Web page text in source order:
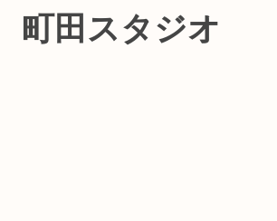
町田スタジオ